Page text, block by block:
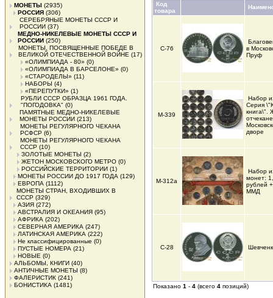
МОНЕТЫ (2935)
РОССИЯ (306)
СЕРЕБРЯНЫЕ МОНЕТЫ СССР И
РОССИИ (37)
МЕДНО-НИКЕЛЕВЫЕ МОНЕТЫ СССР И
РОССИИ (250)
МОНЕТЫ, ПОСВЯЩЕННЫЕ ПОБЕДЕ В
ВЕЛИКОЙ ОТЕЧЕСТВЕННОЙ ВОЙНЕ (17)
«ОЛИМПИАДА - 80» (0)
«ОЛИМПИАДА В БАРСЕЛОНЕ» (0)
«СТАРОДЕЛЫ» (11)
НАБОРЫ (4)
«ПЕРЕПУТКИ» (1)
РУБЛИ СССР ОБРАЗЦА 1961 ГОДА.
"ПОГОДОВКА" (0)
ПАМЯТНЫЕ МЕДНО-НИКЕЛЕВЫЕ
МОНЕТЫ РОССИИ (213)
МОНЕТЫ РЕГУЛЯРНОГО ЧЕКАНА
РСФСР (6)
МОНЕТЫ РЕГУЛЯРНОГО ЧЕКАНА
СССР (10)
ЗОЛОТЫЕ МОНЕТЫ (2)
ЖЕТОН МОСКОВСКОГО МЕТРО (0)
РОССИЙСКИЕ ТЕРРИТОРИИ (1)
МОНЕТЫ РОССИИ ДО 1917 ГОДА (129)
ЕВРОПА (1112)
МОНЕТЫ СТРАН, ВХОДИВШИХ В
СССР (329)
АЗИЯ (272)
АВСТРАЛИЯ И ОКЕАНИЯ (95)
АФРИКА (202)
СЕВЕРНАЯ АМЕРИКА (247)
ЛАТИНСКАЯ АМЕРИКА (222)
Не классифицированные (0)
ПУСТЫЕ НОМЕРА (21)
НОВЫЕ (0)
АЛЬБОМЫ, КНИГИ (40)
АНТИЧНЫЕ МОНЕТЫ (8)
ФАЛЕРИСТИК (241)
БОНИСТИКА (1481)
Код
товара
С-76
в
Пруф
М-339
Набор
Серия
книга\".
дворе
М-312а
Набор
монет:
рублей
ММД
С-28
Показано 1 - 4 (всего 4 позиций)